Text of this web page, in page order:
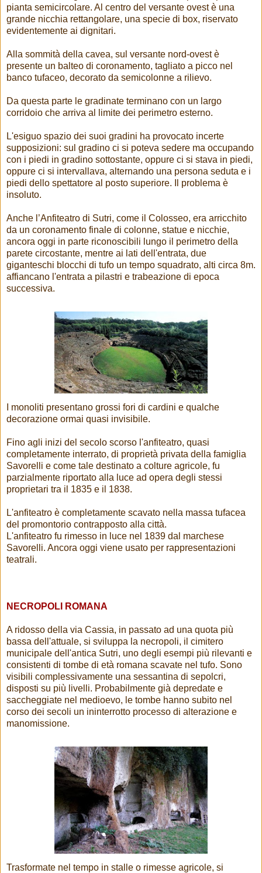
pianta semicircolare. Al centro del versante ovest è una
grande nicchia rettangolare, una specie di box, riservato
evidentemente ai dignitari.
Alla sommità della cavea, sul versante nord-ovest è
presente un balteo di coronamento, tagliato a picco nel
banco tufaceo, decorato da semicolonne a rilievo.
Da questa parte le gradinate terminano con un largo
corridoio che arriva al limite dei perimetro esterno.
L'esiguo spazio dei suoi gradini ha provocato incerte
supposizioni: sul gradino ci si poteva sedere ma occupando
con i piedi in gradino sottostante, oppure ci si stava in piedi,
oppure ci si intervallava, alternando una persona seduta e i
piedi dello spettatore al posto superiore. Il problema è
insoluto.
Anche l’Anfiteatro di Sutri, come il Colosseo, era arricchito
da un coronamento finale di colonne, statue e nicchie,
ancora oggi in parte riconoscibili lungo il perimetro della
parete circostante, mentre ai lati dell'entrata, due
giganteschi blocchi di tufo un tempo squadrato, alti circa 8m.
affiancano l'entrata a pilastri e trabeazione di epoca
successiva.
I monoliti presentano grossi fori di cardini e qualche
decorazione ormai quasi invisibile.
Fino agli inizi del secolo scorso l'anfiteatro, quasi
completamente interrato, di proprietà privata della famiglia
Savorelli e come tale destinato a colture agricole, fu
parzialmente riportato alla luce ad opera degli stessi
proprietari tra il 1835 e il 1838.
L'anfiteatro è completamente scavato nella massa tufacea
del promontorio contrapposto alla città.
L'anfiteatro fu rimesso in luce nel 1839 dal marchese
Savorelli. Ancora oggi viene usato per rappresentazioni
teatrali.
NECROPOLI ROMANA
A ridosso della via Cassia, in passato ad una quota più
bassa dell'attuale, si sviluppa la necropoli, il cimitero
municipale dell'antica Sutri, uno degli esempi più rilevanti e
consistenti di tombe di età romana scavate nel tufo. Sono
visibili complessivamente una sessantina di sepolcri,
disposti su più livelli. Probabilmente già depredate e
saccheggiate nel medioevo, le tombe hanno subito nel
corso dei secoli un ininterrotto processo di alterazione e
manomissione.
Trasformate nel tempo in stalle o rimesse agricole, si